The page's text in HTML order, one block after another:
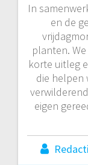
In
en de
planten.
korte uitleg
die helpen
eigen